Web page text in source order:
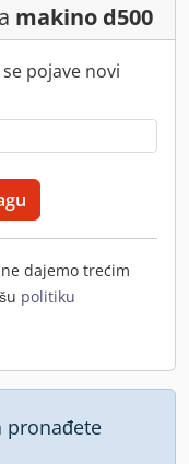
makino d500
pojave novi
dajemo trećim
politiku
pronađete